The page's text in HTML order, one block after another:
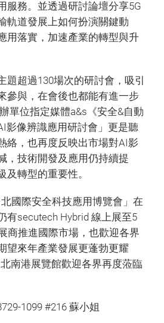
服務。並透過研討論壇分享5G
軌道發展上如何扮演關鍵動
用落實，加速產業的轉型與升
題超過130場次的研討會，吸引
參與，在會後也都能有進一步
單位指定媒體a&s《安全&自動
影像辨識應用研討會」更是聽
絡，也再度反映出市場對AI影
，技術開發及應用仍持續提
及轉型的重要性。
北國際安全科技應用博覽會」在
有secutech Hybrid 線上展至5
商推進國際市場，也歡迎各界
望來年產業發展更蓬勃更耀
南港展覽館歡迎各界再度蒞臨
1099 #216 蘇小姐